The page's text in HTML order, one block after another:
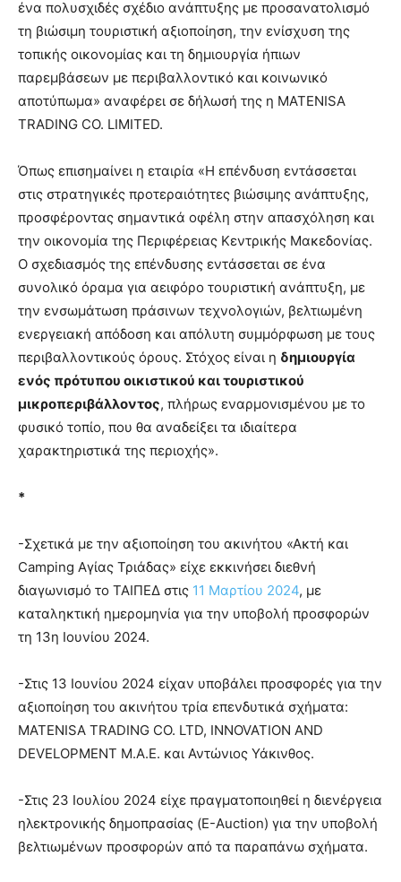
ένα πολυσχιδές σχέδιο ανάπτυξης με προσανατολισμό
τη βιώσιμη τουριστική αξιοποίηση, την ενίσχυση της
τοπικής οικονομίας και τη δημιουργία ήπιων
παρεμβάσεων με περιβαλλοντικό και κοινωνικό
αποτύπωμα» αναφέρει σε δήλωσή της η MATENISA
TRADING CO. LIMITED.
Όπως επισημαίνει η εταιρία «Η επένδυση εντάσσεται
στις στρατηγικές προτεραιότητες βιώσιμης ανάπτυξης,
προσφέροντας σημαντικά οφέλη στην απασχόληση και
την οικονομία της Περιφέρειας Κεντρικής Μακεδονίας.
Ο σχεδιασμός της επένδυσης εντάσσεται σε ένα
συνολικό όραμα για αειφόρο τουριστική ανάπτυξη, με
την ενσωμάτωση πράσινων τεχνολογιών, βελτιωμένη
ενεργειακή απόδοση και απόλυτη συμμόρφωση με τους
περιβαλλοντικούς όρους. Στόχος είναι η δημιουργία
ενός πρότυπου οικιστικού και τουριστικού
μικροπεριβάλλοντος, πλήρως εναρμονισμένου με το
φυσικό τοπίο, που θα αναδείξει τα ιδιαίτερα
χαρακτηριστικά της περιοχής».
*
-Σχετικά με την αξιοποίηση του ακινήτου «Ακτή και
Camping Αγίας Τριάδας» είχε εκκινήσει διεθνή
διαγωνισμό το ΤΑΙΠΕΔ στις 11 Μαρτίου 2024, με
καταληκτική ημερομηνία για την υποβολή προσφορών
τη 13η Ιουνίου 2024.
-Στις 13 Ιουνίου 2024 είχαν υποβάλει προσφορές για την
αξιοποίηση του ακινήτου τρία επενδυτικά σχήματα:
MATENISA TRADING CO. LTD, INNOVATION AND
DEVELOPMENT M.A.E. και Αντώνιος Υάκινθος.
-Στις 23 Ιουλίου 2024 είχε πραγματοποιηθεί η διενέργεια
ηλεκτρονικής δημοπρασίας (E-Auction) για την υποβολή
βελτιωμένων προσφορών από τα παραπάνω σχήματα.